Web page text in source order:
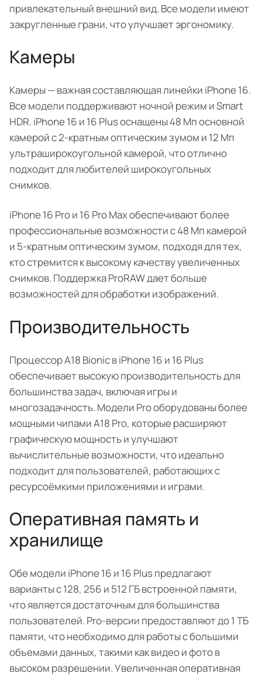
привлекательный внешний вид. Все модели имеют
закругленные грани, что улучшает эргономику.
Камеры
Камеры — важная составляющая линейки iPhone 16.
Все модели поддерживают ночной режим и Smart
HDR. iPhone 16 и 16 Plus оснащены 48 Мп основной
камерой с 2-кратным оптическим зумом и 12 Мп
ультраширокоугольной камерой, что отлично
подходит для любителей широкоугольных
снимков.
iPhone 16 Pro и 16 Pro Max обеспечивают более
профессиональные возможности с 48 Мп камерой
и 5-кратным оптическим зумом, подходя для тех,
кто стремится к высокому качеству увеличенных
снимков. Поддержка ProRAW дает больше
возможностей для обработки изображений.
Производительность
Процессор A18 Bionic в iPhone 16 и 16 Plus
обеспечивает высокую производительность для
большинства задач, включая игры и
многозадачность. Модели Pro оборудованы более
мощными чипами A18 Pro, которые расширяют
графическую мощность и улучшают
вычислительные возможности, что идеально
подходит для пользователей, работающих с
ресурсоёмкими приложениями и играми.
Оперативная память и
хранилище
Обе модели iPhone 16 и 16 Plus предлагают
варианты с 128, 256 и 512 ГБ встроенной памяти,
что является достаточным для большинства
пользователей. Pro-версии предоставляют до 1 ТБ
памяти, что необходимо для работы с большими
объемами данных, такими как видео и фото в
высоком разрешении. Увеличенная оперативная